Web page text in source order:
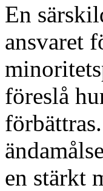
En
ansvaret
föreslå
en stärkt